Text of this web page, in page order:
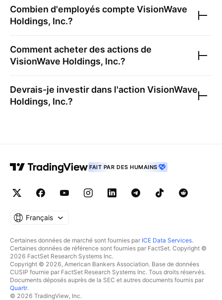
Combien d'employés compte VisionWave
Holdings, Inc.?
Comment acheter des actions de
VisionWave Holdings, Inc.?
Devrais-je investir dans l'action VisionWave
Holdings, Inc.?
FAIT PAR DES HUMAINS
Français
Certaines données de marché sont fournies par ICE Data Services.
Certaines données de référence sont fournies par FactSet. Copyright ©
2026 FactSet Research Systems Inc.
Copyright © 2026, American Bankers Association. Base de données
CUSIP fournie par FactSet Research Systems Inc. Tous droits réservés.
Documents déposés auprès de la SEC et autres documents fournis par
Quartr.
© 2026 TradingView, Inc.